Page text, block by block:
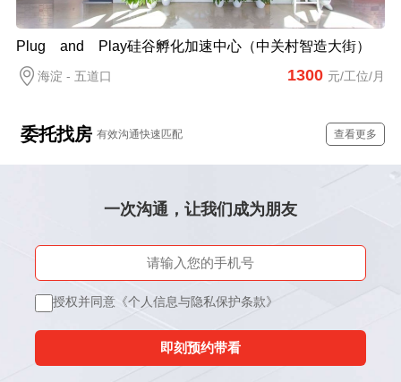
Plug and Play硅谷孵化加速中心（中关村智造大街）
海淀 - 五道口 1300 元/工位/月
委托找房 有效沟通快速匹配 查看更多
一次沟通，让我们成为朋友
授权并同意《个人信息与隐私保护条款》
即刻预约带看